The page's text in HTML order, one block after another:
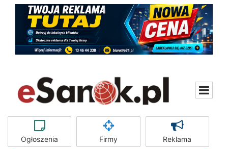
Ogłoszenia Firmy Reklama